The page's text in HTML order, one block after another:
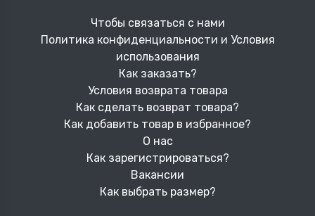
Чтобы связаться с нами
Политика конфиденциальности и Условия
использования
Как заказать?
Условия возврата товара
Как сделать возврат товара?
Как добавить товар в избранное?
О нас
Как зарегистрироваться?
Вакансии
Как выбрать размер?